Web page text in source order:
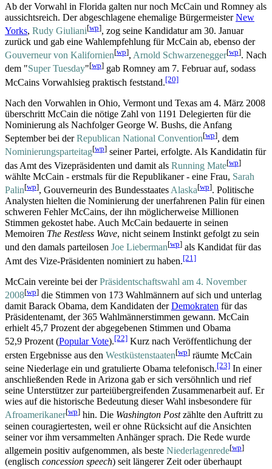
Ab der Vorwahl in Florida galten nur noch McCain und Romney als
aussichtsreich. Der abgeschlagene ehemalige BürgermeisterNew
Yorks, Rudy Giuliani[wp], zog seine Kandidatur am 30. Januar
zurück und gab eine Wahlempfehlung für McCain ab, ebenso der
Gouverneur von Kalifornien[wp], Arnold Schwarzenegger[wp]. Nach
dem "Super Tuesday"[wp] gab Romney am 7. Februar auf, sodass
McCains Vorwahlsieg praktisch feststand.[20]
Nach den Vorwahlen in Ohio, Vermont und Texas am 4. März 2008
überschritt McCain die nötige Zahl von 1191 Delegierten für die
Nominierung als Nachfolger George W. Bushs, die Anfang
September bei derRepublican National Convention[wp], dem
Nominierungs­parteitag[wp] seiner Partei, erfolgte. Als Kandidatin für
das Amt des Vizepräsidenten und damit als Running Mate[wp]
wählte McCain - erstmals für die Republikaner - eine Frau, Sarah
Palin[wp], Gouverneurin des Bundesstaates Alaska[wp]. Politische
Analysten hielten die Nominierung der unerfahrenen Palin für einen
schweren Fehler McCains, der ihn möglicherweise Millionen
Stimmen gekostet habe. Auch McCain bedauerte in seinen
Memoiren The Restless Wave, nicht seinem Instinkt gefolgt zu sein
und den damals parteilosen Joe Lieberman[wp] als Kandidat für das
Amt des Vize-Präsidenten nominiert zu haben.[21]
McCain vereinte bei derPräsidentschaftswahl am 4. November
2008[wp] die Stimmen von 173 Wahlmännern auf sich und unterlag
damit Barack Obama, dem Kandidaten derDemokraten für das
Präsidentenamt, der 365 Wahlmännerstimmen gewann. McCain
erhielt 45,7 Prozent der abgegebenen Stimmen und Obama
52,9 Prozent (Popular Vote).[22] Kurz nach Veröffentlichung der
ersten Ergebnisse aus den Westküstenstaaten[wp] räumte McCain
seine Niederlage ein und gratulierte Obama telefonisch.[23] In einer
anschließenden Rede in Arizona gab er sich versöhnlich und rief
seine Unterstützer zur partei­übergreifenden Zusammenarbeit auf. Er
wies auf die historische Bedeutung dieser Wahl insbesondere für
Afroamerikaner[wp] hin. Die Washington Postzählte den Auftritt zu
seinen couragiertesten, weil er ohne Rücksicht auf die Ansichten
seiner vor ihm versammelten Anhänger sprach. Die Rede wurde
allgemein positiv aufgenommen, als beste Niederlagenrede[wp]
(englisch concession speech) seit längerer Zeit oder überhaupt